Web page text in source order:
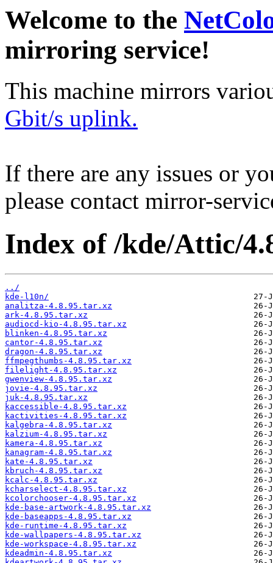
Welcome to the
mirroring service!
This machine mirrors
Gbit/s uplink.
If there are any issues or
please contact mirror-
Index of /kde/Attic/
../
kde-l10n/
analitza-4.8.95.tar.xz
ark-4.8.95.tar.xz
audiocd-kio-4.8.95.tar.xz
blinken-4.8.95.tar.xz
cantor-4.8.95.tar.xz
dragon-4.8.95.tar.xz
ffmpegthumbs-4.8.95.tar.xz
filelight-4.8.95.tar.xz
gwenview-4.8.95.tar.xz
jovie-4.8.95.tar.xz
juk-4.8.95.tar.xz
kaccessible-4.8.95.tar.xz
kactivities-4.8.95.tar.xz
kalgebra-4.8.95.tar.xz
kalzium-4.8.95.tar.xz
kamera-4.8.95.tar.xz
kanagram-4.8.95.tar.xz
kate-4.8.95.tar.xz
kbruch-4.8.95.tar.xz
kcalc-4.8.95.tar.xz
kcharselect-4.8.95.tar.xz
kcolorchooser-4.8.95.tar.xz
kde-base-artwork-4.8.95.tar.xz
kde-baseapps-4.8.95.tar.xz
kde-runtime-4.8.95.tar.xz
kde-wallpapers-4.8.95.tar.xz
kde-workspace-4.8.95.tar.xz
kdeadmin-4.8.95.tar.xz